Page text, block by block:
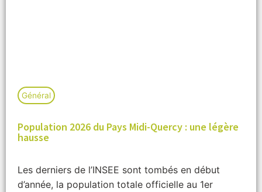
Général
Population 2026 du Pays Midi-Quercy : une légère
hausse
Les derniers de l’INSEE sont tombés en début
d’année, la population totale officielle au 1er